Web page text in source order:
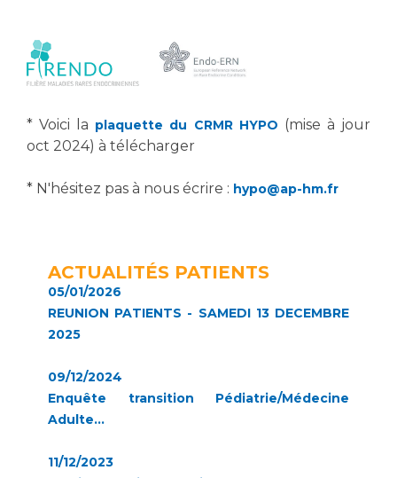
Lieu de santé sans tabac
* Voici la plaquette du CRMR HYPO (mise à jour
oct 2024) à télécharger
* N'hésitez pas à nous écrire : hypo@ap-hm.fr
ACTUALITÉS PATIENTS
05/01/2026
REUNION PATIENTS - SAMEDI 13 DECEMBRE
2025
09/12/2024
Enquête transition Pédiatrie/Médecine
Adulte...
11/12/2023